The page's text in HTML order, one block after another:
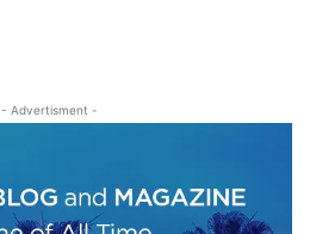
- Advertisment -